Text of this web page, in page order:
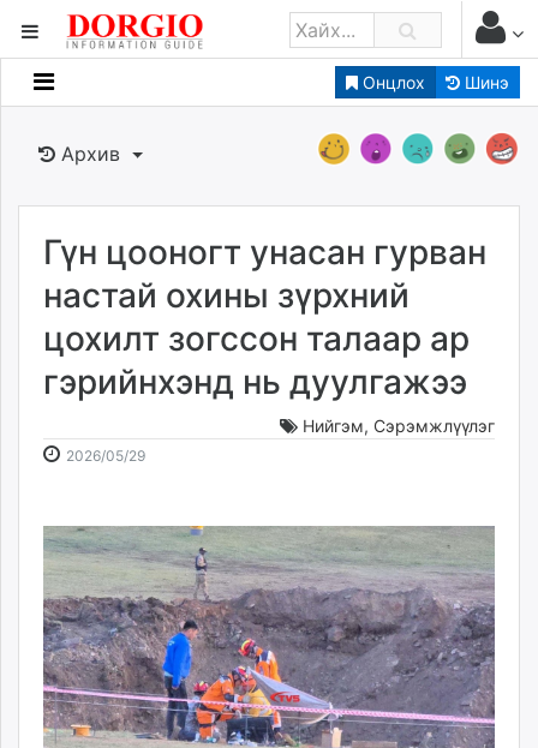
Онцлох Шинэ
Мэдээллийн
Банк санхүү
Бизнес ААН
Төрийн
Нийслэлийн
dorgio.mn
Gogo.mn
caak.mn
news.mn
zindaa.mn
tovch.mn
ikon.mn
mnb.mn
Livetv.mn
Eguur.mn
24tsag.mn
shuud.mn
eagle.mn
Архив
Гүн цооногт унасан гурван
настай охины зүрхний
цохилт зогссон талаар ар
гэрийнхэнд нь дуулгажээ
Нийгэм, Сэрэмжлүүлэг
2026/05/292026-
11:03:00
2026-
21:38:56